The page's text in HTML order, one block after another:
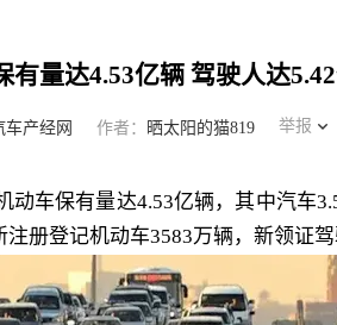
有量达4.53亿辆 驾驶人达
车产经网 作者： 晒太阳的猫819 举报
动车保有量达4.53亿辆，其中汽车
册登记机动车3583万辆，新领证驾